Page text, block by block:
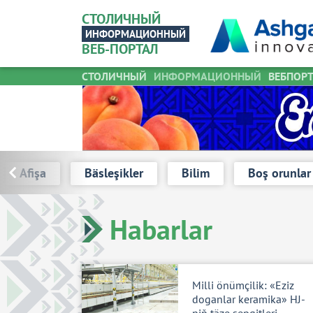
СТОЛИЧНЫЙ
ИНФОРМАЦИОННЫЙ
ВЕБ-ПОРТАЛ
СТОЛИЧНЫЙ ИНФОРМАЦИОННЫЙ
Afişa Bäsleşikler Bilim Boş orunlar
Habarlar
Milli önümçilik: «Eziz
doganlar keramika» HJ-